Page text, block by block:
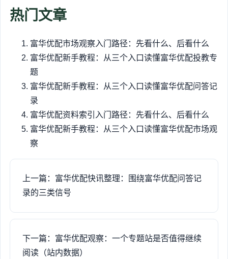
热门文章
富华优配市场观察入门路径：先看什么、后看什么
富华优配新手教程：从三个入口读懂富华优配投教专
题
富华优配新手教程：从三个入口读懂富华优配问答记
录
富华优配资料索引入门路径：先看什么、后看什么
富华优配新手教程：从三个入口读懂富华优配市场观
察
上一篇：富华优配快讯整理：围绕富华优配问答记
录的三类信号
下一篇：富华优配观察：一个专题站是否值得继续
阅读（站内数据）